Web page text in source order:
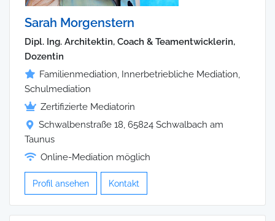
Sarah Morgenstern
Dipl. Ing. Architektin, Coach & Teamentwicklerin,
Dozentin
Familienmediation, Innerbetriebliche Mediation,
Schulmediation
Zertifizierte Mediatorin
Schwalbenstraße 18, 65824 Schwalbach am
Taunus
Online-Mediation möglich
Profil ansehen Kontakt